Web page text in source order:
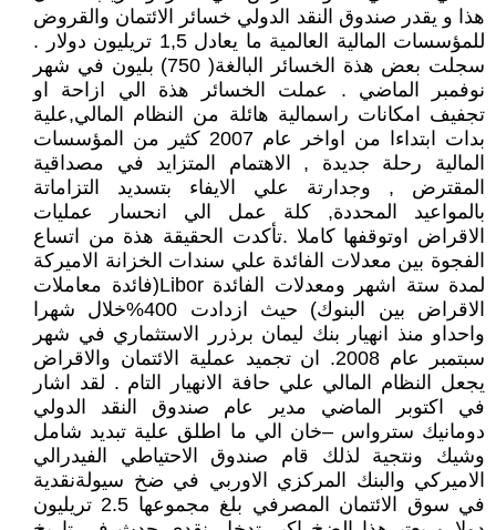
هذا و يقدر صندوق النقد الدولي خسائر الائتمان والقروض
للمؤسسات المالية العالمية ما يعادل 1,5 تريليون دولار .
سجلت بعض هذة الخسائر البالغة( 750) بليون في شهر
نوفمبر الماضي . عملت الخسائر هذة الي ازاحة او
تجفيف امكانات راسمالية هائلة من النظام المالي,علية
بدات ابتداءا من اواخر عام 2007 كثير من المؤسسات
المالية رحلة جديدة , الاهتمام المتزايد في مصداقية
المقترض , وجدارتة علي الايفاء بتسديد التزاماتة
بالمواعيد المحددة, كلة عمل الي انحسار عمليات
الاقراض اوتوقفها كاملا .تأكدت الحقيقة هذة من اتساع
الفجوة بين معدلات الفائدة علي سندات الخزانة الاميركة
لمدة ستة اشهر ومعدلات الفائدة Libor(فائدة معاملات
الاقراض بين البنوك) حيث ازدادت 400%خلال شهرا
واحداو منذ انهيار بنك ليمان برذرر الاستثماري في شهر
سبتمبر عام 2008. ان تجميد عملية الائتمان والاقراض
يجعل النظام المالي علي حافة الانهيار التام . لقد اشار
في اكتوبر الماضي مدير عام صندوق النقد الدولي
دومانيك سترواس –خان الي ما اطلق علية تبديد شامل
وشيك ونتجية لذلك قام صندوق الاحتياطي الفيدرالي
الاميركي والبنك المركزي الاوربي في ضخ سيولةنقدية
في سوق الائتمان المصرفي بلغ مجموعها 2.5 تريليون